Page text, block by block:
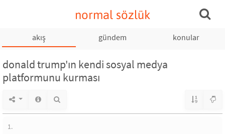
normal sözlük
akış gündem konular
donald trump'ın kendi sosyal medya
platformunu kurması
1.